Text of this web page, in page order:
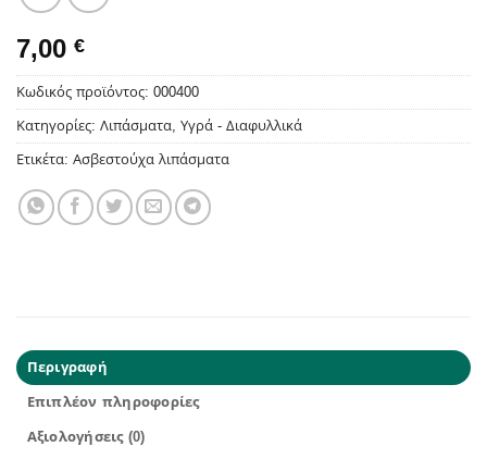
7,00 €
Κωδικός προϊόντος: 000400
Κατηγορίες: Λιπάσματα Υγρά - Διαφυλλικά
Ετικέτα: Ασβεστούχα λιπάσματα
Περιγραφή
Επιπλέον πληροφορίες
Αξιολογήσεις (0)